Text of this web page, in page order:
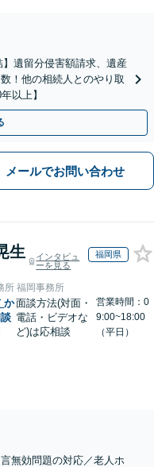
】遺留分侵害額請求、遺産
！他の相続人とのやり取
以上】
メールでお問い合わせ
生
インタビュ
ーを見る
福岡県
所 福岡事務所
か面談方法(対面・
電話・ビデオな
ど)は応相談
営業時間：0
9:00~18:00
（平日）
無効問題の対応／老人ホ